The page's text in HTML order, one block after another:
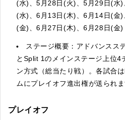
(水)、5月28日(火)、5月29日(水
(水)、6月13日(木)、6月14日(金
(金)、6月27日(木)、6月28日(金)
ステージ概要：アドバンスス
とSplit 1のメインステージ上位4
ン方式（総当たり戦）。各試合
ムにプレイオフ進出権が送られま
プレイオフ